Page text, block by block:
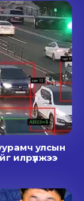
улсын
илрүүлжээ